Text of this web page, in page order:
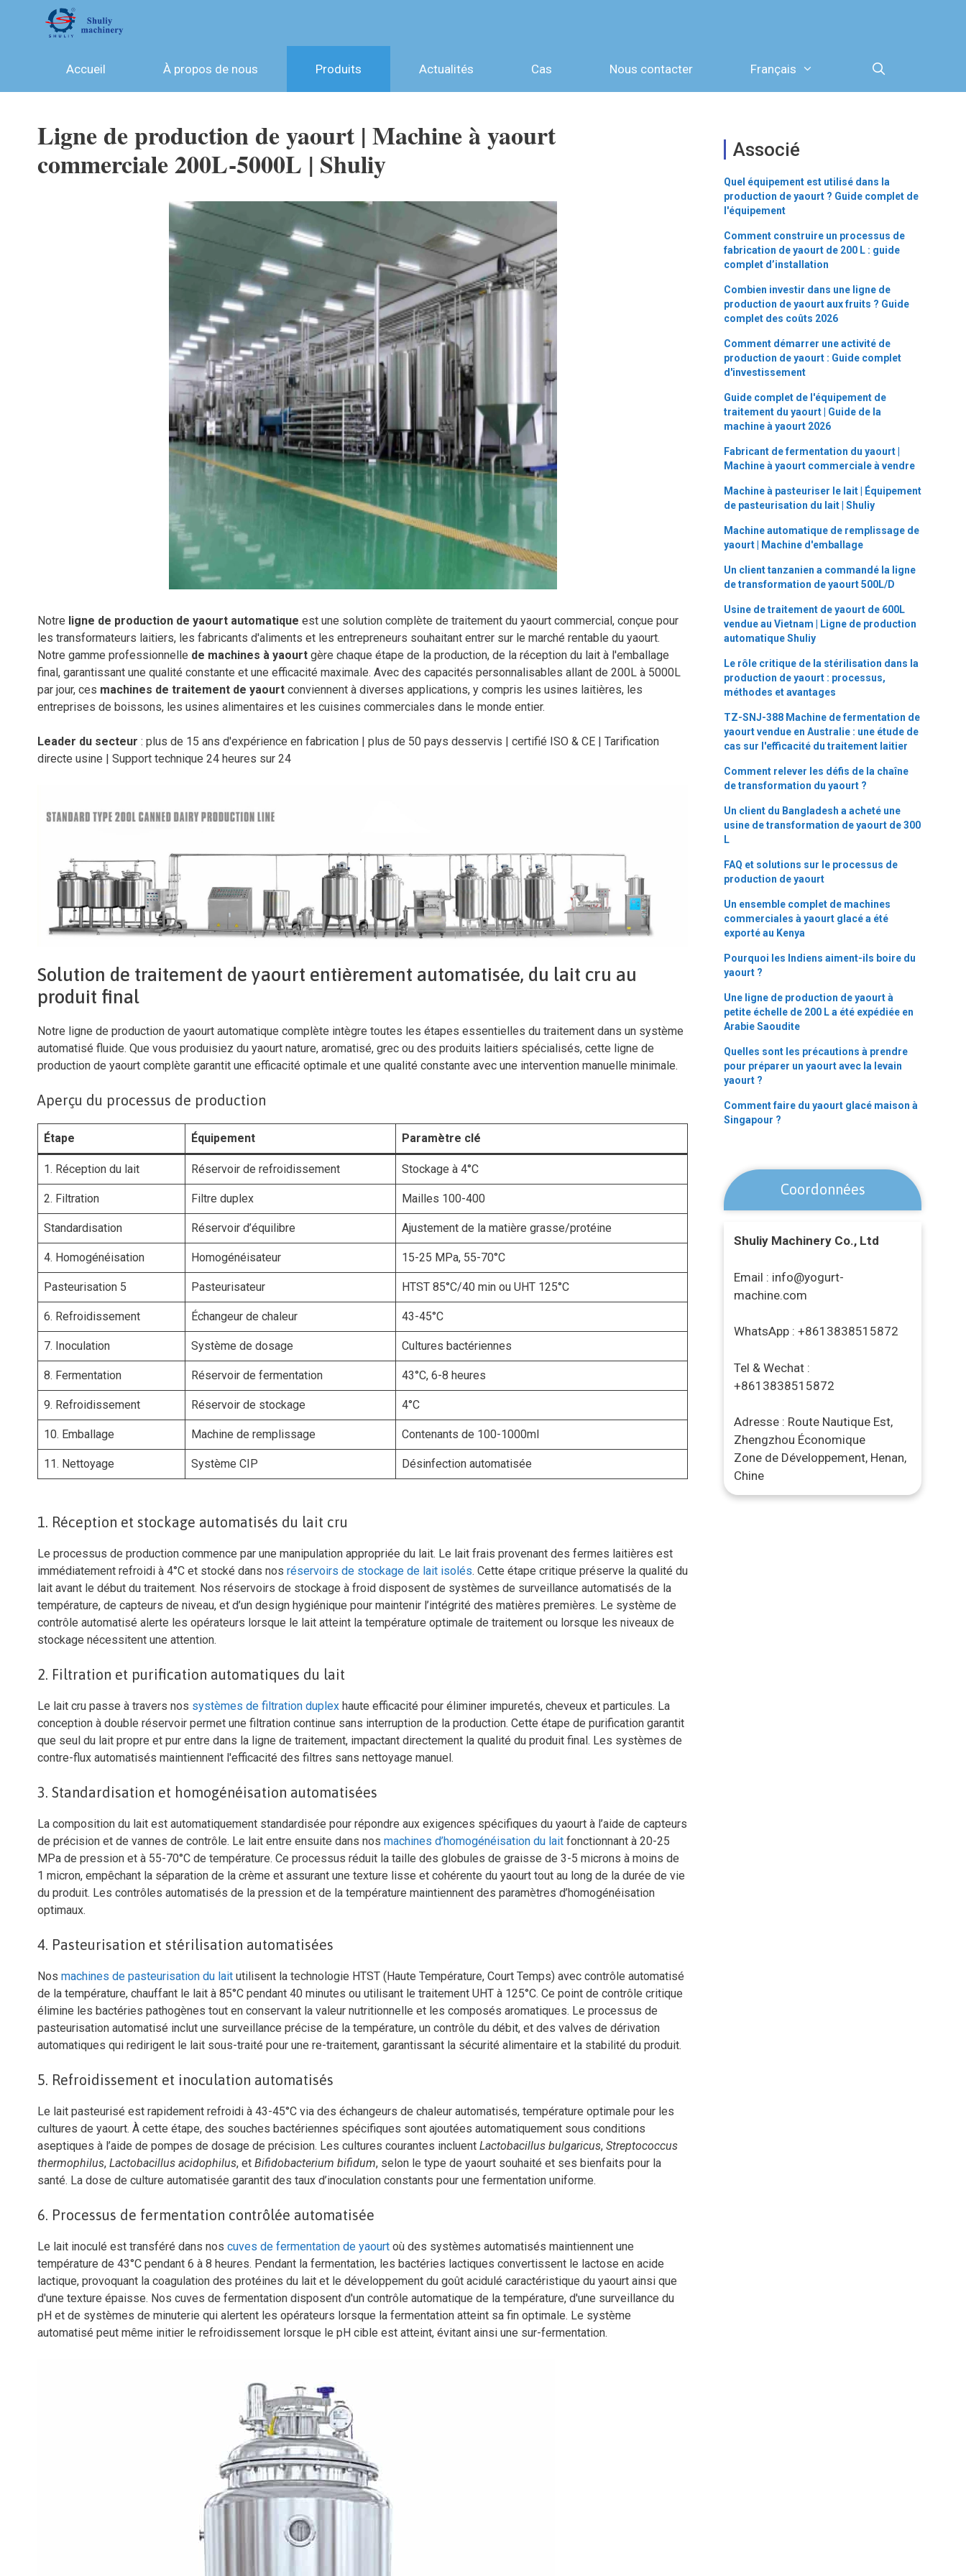
Accueil À propos de nous Produits Actualités Cas Nous contacter Français
Ligne de production de yaourt | Machine à yaourt
commerciale 200L-5000L | Shuliy
Notre ligne de production de yaourt automatique est une solution complète de traitement du yaourt commercial, conçue pour
les transformateurs laitiers, les fabricants d'aliments et les entrepreneurs souhaitant entrer sur le marché rentable du yaourt.
Notre gamme professionnelle de machines à yaourt gère chaque étape de la production, de la réception du lait à l'emballage
final, garantissant une qualité constante et une efficacité maximale. Avec des capacités personnalisables allant de 200L à 5000L
par jour, ces machines de traitement de yaourt conviennent à diverses applications, y compris les usines laitières, les
entreprises de boissons, les usines alimentaires et les cuisines commerciales dans le monde entier.
Leader du secteur : plus de 15 ans d'expérience en fabrication | plus de 50 pays desservis | certifié ISO & CE | Tarification
directe usine | Support technique 24 heures sur 24
Solution de traitement de yaourt entièrement automatisée, du lait cru au
produit final
Notre ligne de production de yaourt automatique complète intègre toutes les étapes essentielles du traitement dans un système
automatisé fluide. Que vous produisiez du yaourt nature, aromatisé, grec ou des produits laitiers spécialisés, cette ligne de
production de yaourt complète garantit une efficacité optimale et une qualité constante avec une intervention manuelle minimale.
Aperçu du processus de production
Étape Équipement Paramètre clé
1. Réception du lait Réservoir de refroidissement Stockage à 4°C
2. Filtration Filtre duplex Mailles 100-400
Standardisation Réservoir d’équilibre Ajustement de la matière grasse/protéine
4. Homogénéisation Homogénéisateur 15-25 MPa, 55-70°C
Pasteurisation 5 Pasteurisateur HTST 85°C/40 min ou UHT 125°C
6. Refroidissement Échangeur de chaleur 43-45°C
7. Inoculation Système de dosage Cultures bactériennes
8. Fermentation Réservoir de fermentation 43°C, 6-8 heures
9. Refroidissement Réservoir de stockage 4°C
10. Emballage Machine de remplissage Contenants de 100-1000ml
11. Nettoyage Système CIP Désinfection automatisée
1. Réception et stockage automatisés du lait cru
Le processus de production commence par une manipulation appropriée du lait. Le lait frais provenant des fermes laitières est
immédiatement refroidi à 4°C et stocké dans nos réservoirs de stockage de lait isolés. Cette étape critique préserve la qualité du
lait avant le début du traitement. Nos réservoirs de stockage à froid disposent de systèmes de surveillance automatisés de la
température, de capteurs de niveau, et d’un design hygiénique pour maintenir l’intégrité des matières premières. Le système de
contrôle automatisé alerte les opérateurs lorsque le lait atteint la température optimale de traitement ou lorsque les niveaux de
stockage nécessitent une attention.
2. Filtration et purification automatiques du lait
Le lait cru passe à travers nos systèmes de filtration duplex haute efficacité pour éliminer impuretés, cheveux et particules. La
conception à double réservoir permet une filtration continue sans interruption de la production. Cette étape de purification garantit
que seul du lait propre et pur entre dans la ligne de traitement, impactant directement la qualité du produit final. Les systèmes de
contre-flux automatisés maintiennent l'efficacité des filtres sans nettoyage manuel.
3. Standardisation et homogénéisation automatisées
La composition du lait est automatiquement standardisée pour répondre aux exigences spécifiques du yaourt à l’aide de capteurs
de précision et de vannes de contrôle. Le lait entre ensuite dans nos machines d’homogénéisation du lait fonctionnant à 20-25
MPa de pression et à 55-70°C de température. Ce processus réduit la taille des globules de graisse de 3-5 microns à moins de
1 micron, empêchant la séparation de la crème et assurant une texture lisse et cohérente du yaourt tout au long de la durée de vie
du produit. Les contrôles automatisés de la pression et de la température maintiennent des paramètres d’homogénéisation
optimaux.
4. Pasteurisation et stérilisation automatisées
Nos machines de pasteurisation du lait utilisent la technologie HTST (Haute Température, Court Temps) avec contrôle automatisé
de la température, chauffant le lait à 85°C pendant 40 minutes ou utilisant le traitement UHT à 125°C. Ce point de contrôle critique
élimine les bactéries pathogènes tout en conservant la valeur nutritionnelle et les composés aromatiques. Le processus de
pasteurisation automatisé inclut une surveillance précise de la température, un contrôle du débit, et des valves de dérivation
automatiques qui redirigent le lait sous-traité pour une re-traitement, garantissant la sécurité alimentaire et la stabilité du produit.
5. Refroidissement et inoculation automatisés
Le lait pasteurisé est rapidement refroidi à 43-45°C via des échangeurs de chaleur automatisés, température optimale pour les
cultures de yaourt. À cette étape, des souches bactériennes spécifiques sont ajoutées automatiquement sous conditions
aseptiques à l’aide de pompes de dosage de précision. Les cultures courantes incluent Lactobacillus bulgaricus, Streptococcus
thermophilus, Lactobacillus acidophilus, et Bifidobacterium bifidum, selon le type de yaourt souhaité et ses bienfaits pour la
santé. La dose de culture automatisée garantit des taux d’inoculation constants pour une fermentation uniforme.
6. Processus de fermentation contrôlée automatisée
Le lait inoculé est transféré dans nos cuves de fermentation de yaourt où des systèmes automatisés maintiennent une
température de 43°C pendant 6 à 8 heures. Pendant la fermentation, les bactéries lactiques convertissent le lactose en acide
lactique, provoquant la coagulation des protéines du lait et le développement du goût acidulé caractéristique du yaourt ainsi que
d'une texture épaisse. Nos cuves de fermentation disposent d'un contrôle automatique de la température, d'une surveillance du
pH et de systèmes de minuterie qui alertent les opérateurs lorsque la fermentation atteint sa fin optimale. Le système
automatisé peut même initier le refroidissement lorsque le pH cible est atteint, évitant ainsi une sur-fermentation.
Associé
Quel équipement est utilisé dans la
production de yaourt ? Guide complet de
l'équipement
Comment construire un processus de
fabrication de yaourt de 200 L : guide
complet d’installation
Combien investir dans une ligne de
production de yaourt aux fruits ? Guide
complet des coûts 2026
Comment démarrer une activité de
production de yaourt : Guide complet
d'investissement
Guide complet de l'équipement de
traitement du yaourt | Guide de la
machine à yaourt 2026
Fabricant de fermentation du yaourt |
Machine à yaourt commerciale à vendre
Machine à pasteuriser le lait | Équipement
de pasteurisation du lait | Shuliy
Machine automatique de remplissage de
yaourt | Machine d'emballage
Un client tanzanien a commandé la ligne
de transformation de yaourt 500L/D
Usine de traitement de yaourt de 600L
vendue au Vietnam | Ligne de production
automatique Shuliy
Le rôle critique de la stérilisation dans la
production de yaourt : processus,
méthodes et avantages
TZ-SNJ-388 Machine de fermentation de
yaourt vendue en Australie : une étude de
cas sur l'efficacité du traitement laitier
Comment relever les défis de la chaîne
de transformation du yaourt ?
Un client du Bangladesh a acheté une
usine de transformation de yaourt de 300
L
FAQ et solutions sur le processus de
production de yaourt
Un ensemble complet de machines
commerciales à yaourt glacé a été
exporté au Kenya
Pourquoi les Indiens aiment-ils boire du
yaourt ?
Une ligne de production de yaourt à
petite échelle de 200 L a été expédiée en
Arabie Saoudite
Quelles sont les précautions à prendre
pour préparer un yaourt avec la levain
yaourt ?
Comment faire du yaourt glacé maison à
Singapour ?
Coordonnées
Shuliy Machinery Co., Ltd
Email : info@yogurt-
machine.com
WhatsApp : +8613838515872
Tel & Wechat :
+8613838515872
Adresse : Route Nautique Est,
Zhengzhou Économique
Zone de Développement, Henan,
Chine